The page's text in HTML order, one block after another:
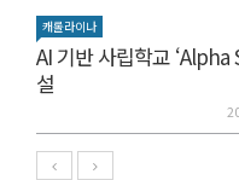
캐롤라이나
AI 기반 사립학교
설